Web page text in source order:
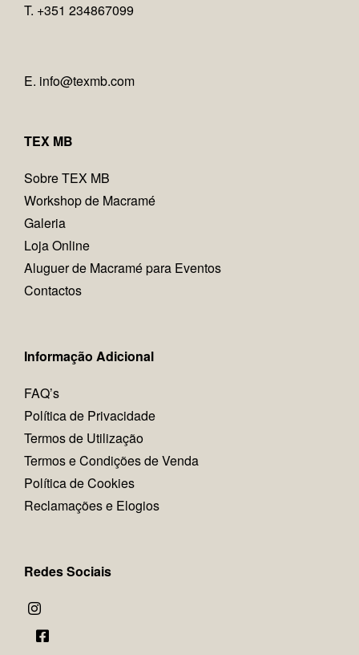
T. +351 234867099
E. info@texmb.com
TEX MB
Sobre TEX MB
Workshop de Macramé
Galeria
Loja Online
Aluguer de Macramé para Eventos
Contactos
Informação Adicional
FAQ’s
Política de Privacidade
Termos de Utilização
Termos e Condições de Venda
Política de Cookies
Reclamações e Elogios
Redes Sociais